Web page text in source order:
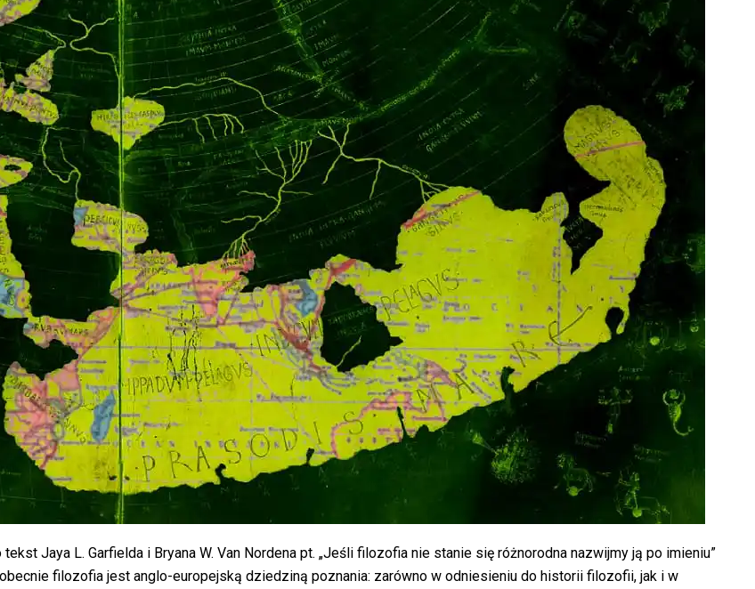
Jaya L. Garfielda i Bryana W. Van Nordena pt. „Jeśli filozofia nie stanie się różnorodna nazwijmy ją po imieniu”
filozofia jest anglo-europejską dziedziną poznania: zarówno w odniesieniu do historii filozofii, jak i w